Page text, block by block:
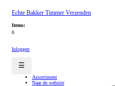
Echte Bakker Timmer Verzenden
Items:
0
Inloggen
☰
Assortiment
Naar de website